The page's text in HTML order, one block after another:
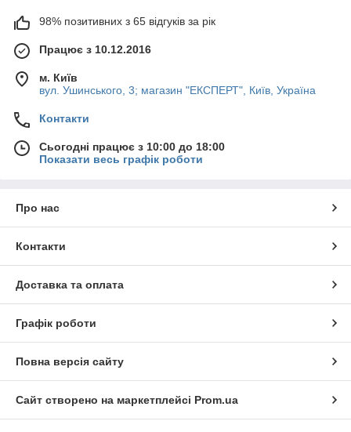
98% позитивних з 65 відгуків за рік
Працює з 10.12.2016
м. Київ
вул. Ушинського, 3; магазин "ЕКСПЕРТ", Київ, Україна
Контакти
Сьогодні працює з 10:00 до 18:00
Показати весь графік роботи
Про нас
Контакти
Доставка та оплата
Графік роботи
Повна версія сайту
Сайт створено на маркетплейсі Prom.ua